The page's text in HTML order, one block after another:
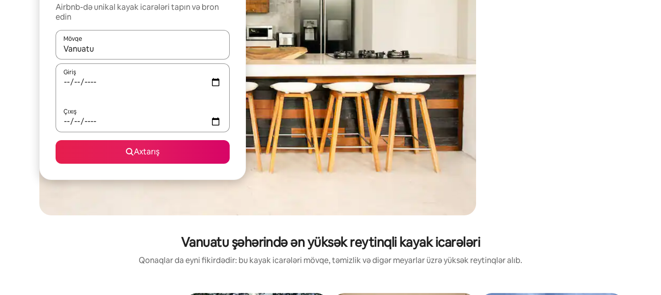
Airbnb-də unikal kayak icarələri tapın və bron
edin
Mövqe
Nəticələr varsa, yuxarı və aşağı ox düymələri ilə naviqasiya edin, yaxud da toxunma və ya svayp jestləri ilə araşdırın.
Giriş
Çıxış
Axtarış
Vanuatu şəhərində ən yüksək reytinqli kayak icarələri
Qonaqlar da eyni fikirdədir: bu kayak icarələri mövqe, təmizlik və digər meyarlar üzrə yüksək reytinqlər alıb.